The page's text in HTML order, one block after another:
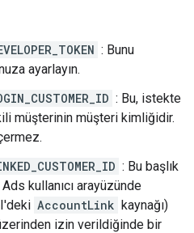
: Bunu
ayarlayın.
: Bu, istekte
müşterinin müşteri kimliğidir.
: Bu başlık
kullanıcı arayüzünde
AccountLink kaynağı)
izin verildiğinde bir